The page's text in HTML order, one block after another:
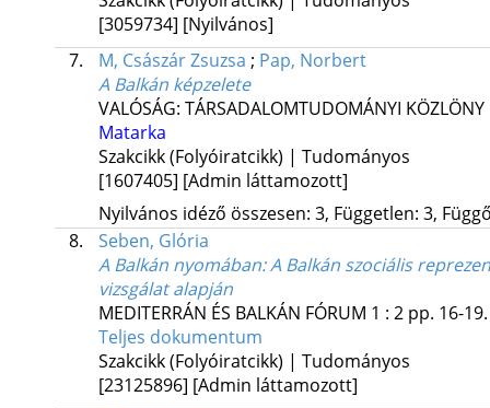
[3059734] [Nyilvános]
7.
M, Császár Zsuzsa ; Pap, Norbert
A Balkán képzelete
VALÓSÁG: TÁRSADALOMTUDOMÁNYI KÖZLÖNY
Matarka
Szakcikk (Folyóiratcikk) | Tudományos
[1607405] [Admin láttamozott]
Nyilvános idéző összesen: 3, Független: 3,
8.
Seben, Glória
A Balkán nyomában: A Balkán szociális
vizsgálat alapján
MEDITERRÁN ÉS BALKÁN FÓRUM 1 : 2 pp. 16-
Teljes dokumentum
Szakcikk (Folyóiratcikk) | Tudományos
[23125896] [Admin láttamozott]